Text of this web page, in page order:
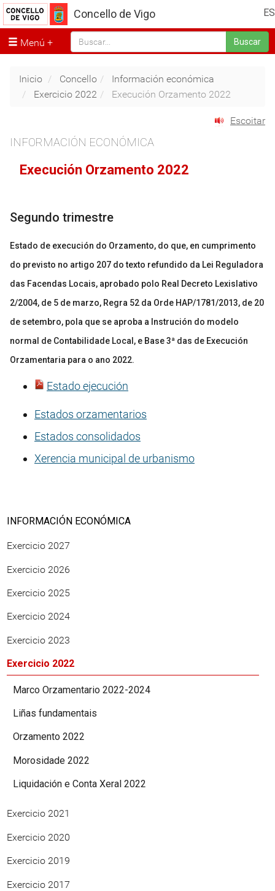
ES
Concello de Vigo
Menú Buscar
Inicio Concello
Información económica
Exercicio 2022
Execución Orzamento 2022
Escoitar
INFORMACIÓN ECONÓMICA
Execución Orzamento 2022
Segundo trimestre
Estado de execución do Orzamento, do que, en cumprimento
do previsto no artigo 207 do texto refundido da Lei Reguladora
das Facendas Locais, aprobado polo Real Decreto Lexislativo
2/2004, de 5 de marzo, Regra 52 da Orde HAP/1781/2013, de 20
de setembro, pola que se aproba a Instrución do modelo
normal de Contabilidade Local, e Base 3ª das de Execución
Orzamentaria para o ano 2022.
Estado ejecución
Estados orzamentarios
Estados consolidados
Xerencia municipal de urbanismo
INFORMACIÓN ECONÓMICA
Exercicio 2027
Exercicio 2026
Exercicio 2025
Exercicio 2024
Exercicio 2023
Exercicio 2022
Marco Orzamentario 2022-2024
Liñas fundamentais
Orzamento 2022
Morosidade 2022
Liquidación e Conta Xeral 2022
Exercicio 2021
Exercicio 2020
Exercicio 2019
Exercicio 2017